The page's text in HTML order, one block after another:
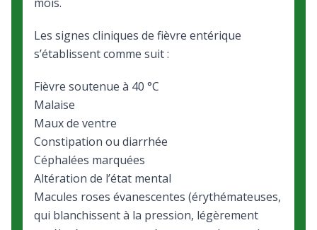
Les signes cliniques de fièvre entérique
s’établissent comme suit :
Fièvre soutenue à 40 °C
Malaise
Maux de ventre
Constipation ou diarrhée
Céphalées marquées
Altération de l’état mental
Macules roses évanescentes (érythémateuses,
qui blanchissent à la pression, légèrement